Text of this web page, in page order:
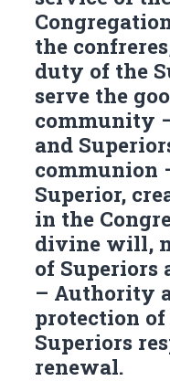
the
duty of the
serve the
community
and
communion
Superior,
in the
divine will,
of Superiors
– Authority
protection
Superiors
renewal.